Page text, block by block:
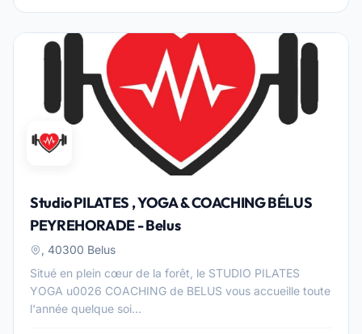
Studio PILATES , YOGA & COACHING BÉLUS
PEYREHORADE - Belus
, 40300 Belus
Situé en plein cœur de la forêt, le STUDIO PILATES
YOGA u0026 COACHING de BELUS vous accueille toute
l'année quelque soi...